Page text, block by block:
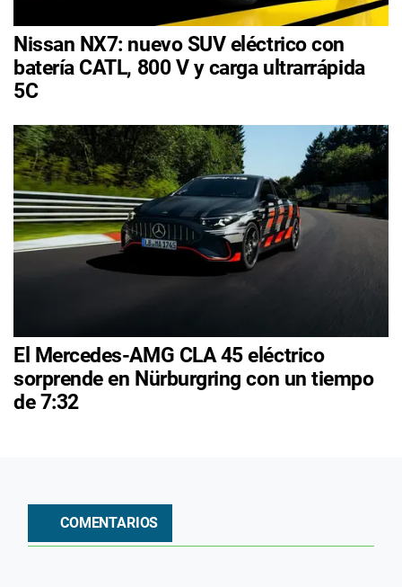
Nissan NX7: nuevo SUV eléctrico con
batería CATL, 800 V y carga ultrarrápida
5C
El Mercedes-AMG CLA 45 eléctrico
sorprende en Nürburgring con un tiempo
de 7:32
COMENTARIOS